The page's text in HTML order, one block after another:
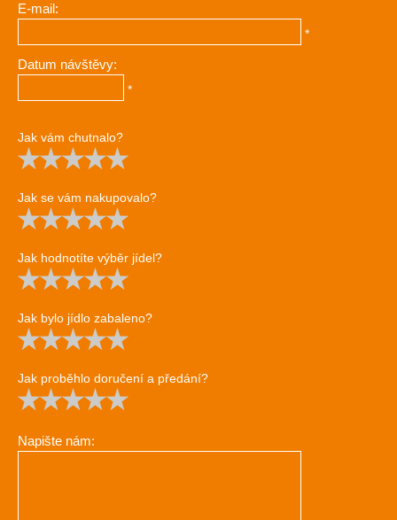
E-mail:
*
Datum návštěvy:
*
Jak vám chutnalo?
Jak se vám nakupovalo?
Jak hodnotíte výběr jídel?
Jak bylo jídlo zabaleno?
Jak proběhlo doručení a předání?
Napište nám: